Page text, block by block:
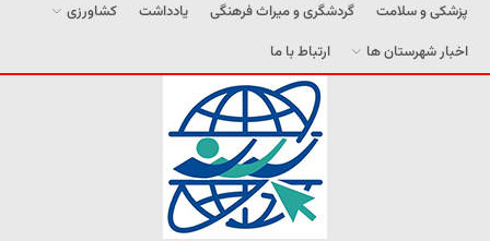
پزشکی و سلامت
گردشگری و میراث فرهنگی یادداشت
کشاورزی
اخبار شهرستان ها
ارتباط با ما